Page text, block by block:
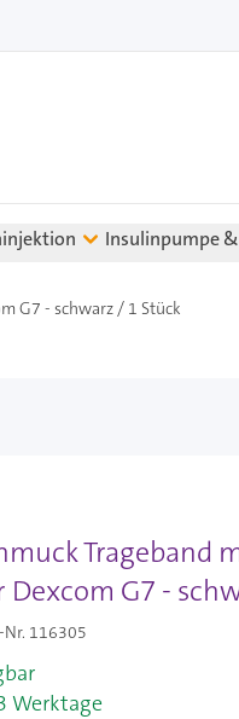
Insulinpumpe
G7 - schwarz / 1 Stück
Trageband
G7 -
116305
Werktage